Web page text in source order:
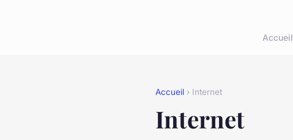
Accueil
Accueil › Internet
Internet